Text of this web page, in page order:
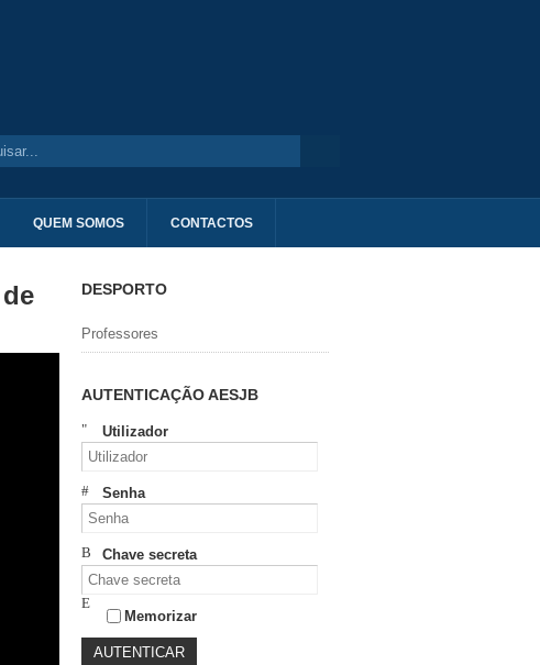
QUEM SOMOS CONTACTOS
DESPORTO
Professores
AUTENTICAÇÃO AESJB
Utilizador
Senha
Chave secreta
Memorizar